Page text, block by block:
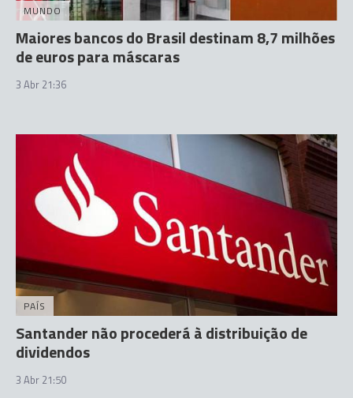
MUNDO
Maiores bancos do Brasil destinam 8,7 milhões
de euros para máscaras
3 Abr 21:36
PAÍS
Santander não procederá à distribuição de
dividendos
3 Abr 21:50